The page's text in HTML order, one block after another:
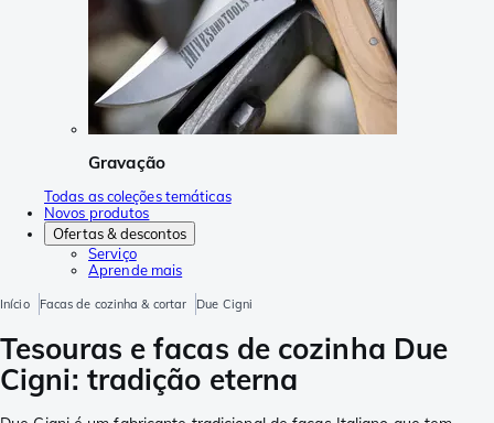
Gravação
Todas as coleções temáticas
Novos produtos
Ofertas & descontos
Serviço
Aprende mais
Início Facas de cozinha & cortar Due Cigni
Tesouras e facas de cozinha Due
Cigni: tradição eterna